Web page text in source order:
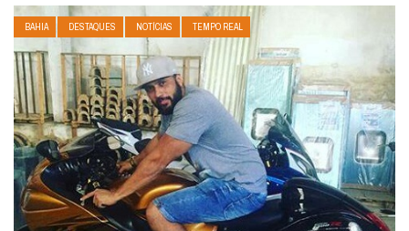
BAHIA DESTAQUES NOTÍCIAS TEMPO REAL